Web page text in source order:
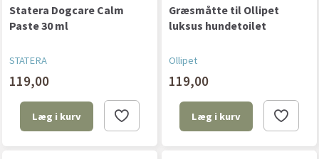
Statera Dogcare Calm
Paste 30 ml
STATERA
119,00
Læg i kurv
Græsmåtte til Ollipet
luksus hundetoilet
Ollipet
119,00
Læg i kurv